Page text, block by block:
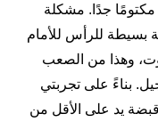
جدًا. مشكلة
بسيطة للرأس للأمام
وهذا من الصعب
بناءً على تجربتي
يد على الأقل من